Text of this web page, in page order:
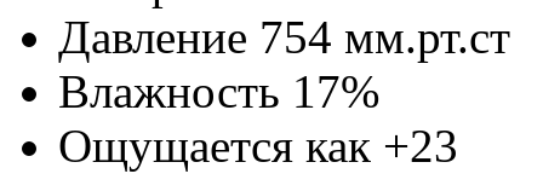
Давление 754 мм.рт.ст
Влажность 17%
Ощущается как +23